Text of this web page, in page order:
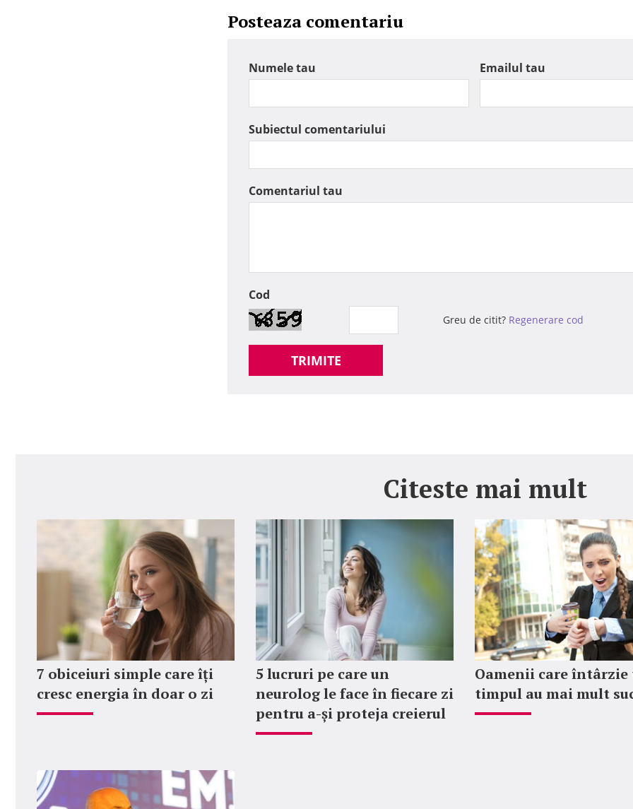
Posteaza comentariu
Numele tau Emailul tau
Subiectul comentariului
Comentariul tau
Cod
Greu de citit? Regenerare cod
TRIMITE
Citeste mai mult
7 obiceiuri simple care îți
cresc energia în doar o zi
5 lucruri pe care un
neurolog le face în fiecare zi
pentru a-și proteja creierul
Oamenii care
timpul au mai mult